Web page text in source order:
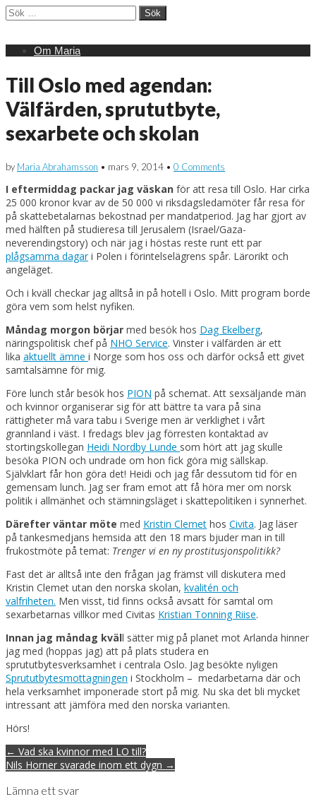
Sök
efter:
Main
Skip
Om Maria
Till Oslo med agendan:
Välfärden, sprututbyte,
sexarbete och skolan
by Maria Abrahamsson • mars 9, 2014 • 0 Comments
I eftermiddag packar jag väskan för att resa till Oslo. Har cirka
25 000 kronor kvar av de 50 000 vi riksdagsledamöter får resa för
på skattebetalarnas bekostnad per mandatperiod. Jag har gjort av
med hälften på studieresa till Jerusalem (Israel/Gaza-
neverendingstory) och när jag i höstas reste runt ett par
plågsamma dagari Polen i förintelselägrens spår. Lärorikt och
angeläget.
Och i kväll checkar jag alltså in på hotell i Oslo. Mitt program borde
göra vem som helst nyfiken.
Måndag morgon börjar med besök hos Dag Ekelberg,
näringspolitisk chef på NHO Service. Vinster i välfärden är ett
lika aktuellt ämne i Norge som hos oss och därför också ett givet
samtalsämne för mig.
Före lunch står besök hos PION på schemat. Att sexsäljande män
och kvinnor organiserar sig för att bättre ta vara på sina
rättigheter må vara tabu i Sverige men är verklighet i vårt
grannland i väst. I fredags blev jag förresten kontaktad av
stortingskollegan Heidi Nordby Lunde som hört att jag skulle
besöka PION och undrade om hon fick göra mig sällskap.
Självklart får hon göra det! Heidi och jag får dessutom tid för en
gemensam lunch. Jag ser fram emot att få höra mer om norsk
politik i allmänhet och stämningsläget i skattepolitiken i synnerhet.
Därefter väntar möte med Kristin Clemet hos Civita. Jag läser
på tankesmedjans hemsida att den 18 mars bjuder man in till
frukostmöte på temat: Trenger vi en ny prostitusjonspolitikk?
Fast det är alltså inte den frågan jag främst vill diskutera med
Kristin Clemet utan den norska skolan, kvalitén och
valfriheten. Men visst, tid finns också avsatt för samtal om
sexarbetarnas villkor med Civitas Kristian Tonning Riise.
Innan jag måndag kväll sätter mig på planet mot Arlanda hinner
jag med (hoppas jag) att på plats studera en
sprututbytesverksamhet i centrala Oslo. Jag besökte nyligen
Sprututbytesmottagningen i Stockholm – medarbetarna där och
hela verksamhet imponerade stort på mig. Nu ska det bli mycket
intressant att jämföra med den norska varianten.
Hörs!
Post
navigation
← Vad ska kvinnor med LO till?
Nils Horner svarade inom ett dygn →
Lämna ett svar